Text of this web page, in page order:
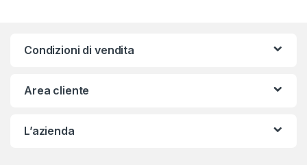
Condizioni di vendita
Area cliente
L’azienda